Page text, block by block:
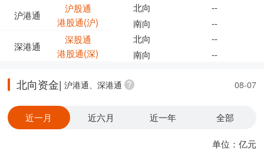
沪港通
沪股通
港股通(沪)
深港通
深股通
港股通(深)
北向
--
南向
--
北向
--
南向
--
北向资金| 沪港通、深港通 08-07
近一月 近六月 近一年 全部
单位：亿元